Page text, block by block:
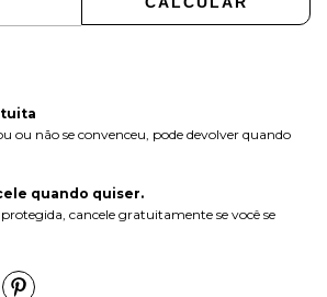
ou não se convenceu, pode devolver quando
quando quiser.
cancele gratuitamente se você se